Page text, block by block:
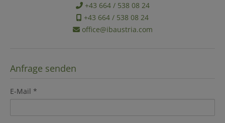
+43 664 / 538 08 24
+43 664 / 538 08 24
office@ibaustria.com
Anfrage senden
E-Mail